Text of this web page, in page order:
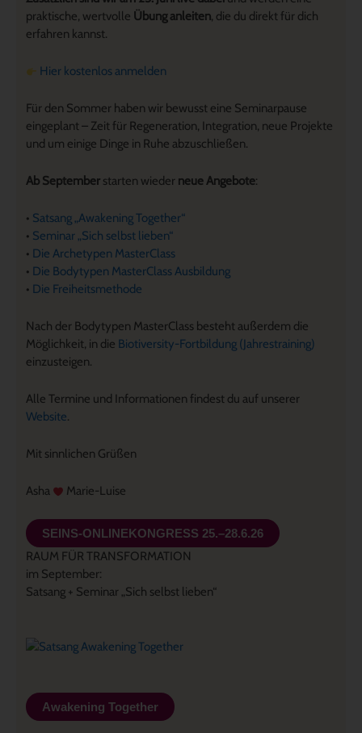
praktische, wertvolle Übung anleiten, die du direkt für dich
erfahren kannst.
Hier kostenlos anmelden
Für den Sommer haben wir bewusst eine Seminarpause
eingeplant – Zeit für Regeneration, Integration, neue Projekte
und um einige Dinge in Ruhe abzuschließen.
Ab September starten wieder neue Angebote:
• Satsang „Awakening Together“
• Seminar „Sich selbst lieben“
• Die Archetypen MasterClass
• Die Bodytypen MasterClass Ausbildung
• Die Freiheitsmethode
Nach der Bodytypen MasterClass besteht außerdem die
Möglichkeit, in die Biotiversity-Fortbildung (Jahrestraining)
einzusteigen.
Alle Termine und Informationen findest du auf unserer
Website.
Mit sinnlichen Grüßen
Asha Marie-Luise
SEINS-ONLINEKONGRESS 25.–28.6.26
RAUM FÜR TRANSFORMATION
im September:
Satsang + Seminar „Sich selbst lieben“
Awakening Together